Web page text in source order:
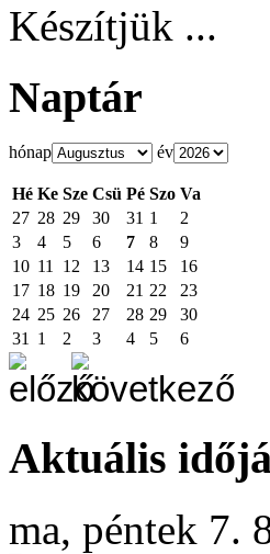
Készítjük ...
Naptár
hónap év
Hé Ke Sze Csü Pé Szo Va
27 28 29 30 31 1
2
3
4 5 6 7 8
9
10 11 12 13 14 15
16
17 18 19 20 21 22
23
24 25 26 27 28 29
30
31 1 2 3 4 5 6
Aktuális
ma, péntek 7.